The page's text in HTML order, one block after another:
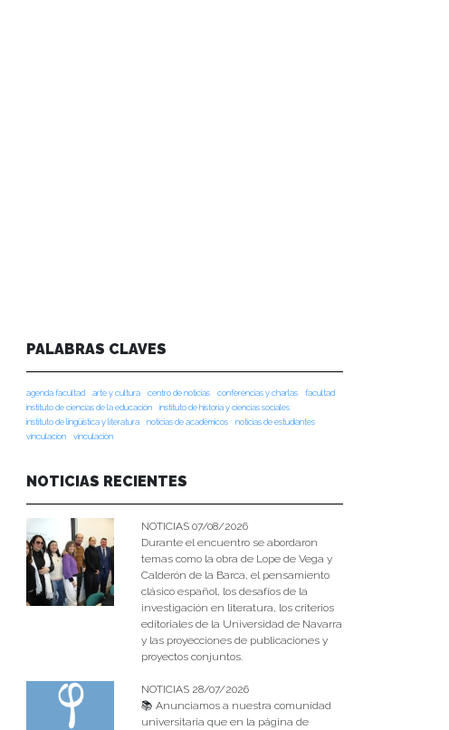
PALABRAS CLAVES
agenda facultad arte y cultura centro de noticias conferencias y charlas
facultad
instituto de ciencias de la educación
instituto de historia y ciencias sociales
instituto de lingüística y literatura
noticias de académicos
noticias de estudiantes
vinculacion
vinculación
NOTICIAS RECIENTES
NOTICIAS 07/08/2026
Durante el encuentro se abordaron
temas como la obra de Lope de Vega y
Calderón de la Barca, el pensamiento
clásico español, los desafíos de la
investigación en literatura, los criterios
editoriales de la Universidad de Navarra
y las proyecciones de publicaciones y
proyectos conjuntos.
NOTICIAS 28/07/2026
📚 Anunciamos a nuestra comunidad
universitaria que en la página de